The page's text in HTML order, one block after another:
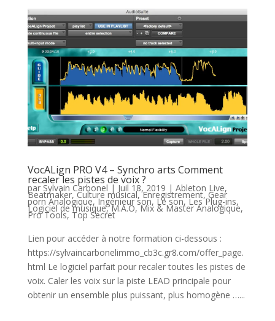
VocALign PRO V4 – Synchro arts Comment
recaler les pistes de voix ?
par Sylvain Carbonel | Juil 18, 2019 | Ableton Live,
Beatmaker,Culture musical,Enregistrement, Gear
porn Analogique,Ingénieur son,Le son,Les Plug-ins,
Logiciel de musique,M.A.O,Mix & Master Analogique,
Pro Tools, Top Secret
Lien pour accéder à notre formation ci-dessous :
https://sylvaincarbonelimmo_cb3c.gr8.com/offer_page.
html Le logiciel parfait pour recaler toutes les pistes de
voix. Caler les voix sur la piste LEAD principale pour
obtenir un ensemble plus puissant, plus homogène …...